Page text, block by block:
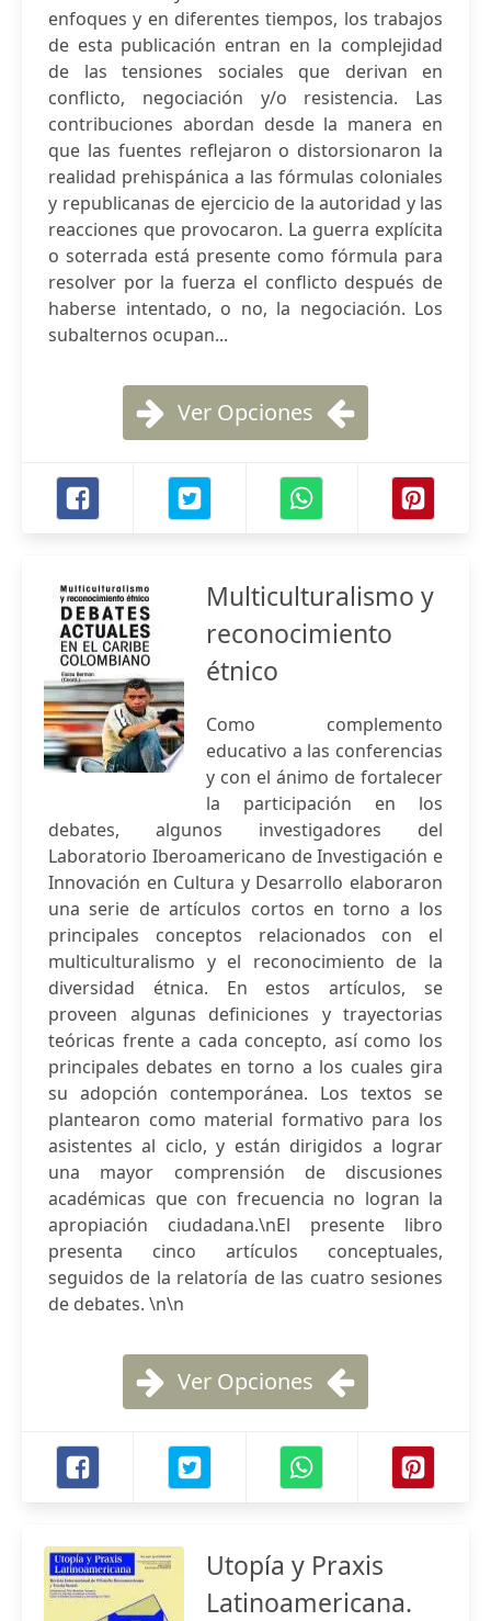
enfoques y en diferentes tiempos, los trabajos
de esta publicación entran en la complejidad
de las tensiones sociales que derivan en
conflicto, negociación y/o resistencia. Las
contribuciones abordan desde la manera en
que las fuentes reflejaron o distorsionaron la
realidad prehispánica a las fórmulas coloniales
y republicanas de ejercicio de la autoridad y las
reacciones que provocaron. La guerra explícita
o soterrada está presente como fórmula para
resolver por la fuerza el conflicto después de
haberse intentado, o no, la negociación. Los
subalternos ocupan...
Ver Opciones
Multiculturalismo y
reconocimiento
étnico
Como complemento
educativo a las conferencias
y con el ánimo de fortalecer
la participación en los
debates, algunos investigadores del
Laboratorio Iberoamericano de Investigación e
Innovación en Cultura y Desarrollo elaboraron
una serie de artículos cortos en torno a los
principales conceptos relacionados con el
multiculturalismo y el reconocimiento de la
diversidad étnica. En estos artículos, se
proveen algunas definiciones y trayectorias
teóricas frente a cada concepto, así como los
principales debates en torno a los cuales gira
su adopción contemporánea. Los textos se
plantearon como material formativo para los
asistentes al ciclo, y están dirigidos a lograr
una mayor comprensión de discusiones
académicas que con frecuencia no logran la
apropiación ciudadana.\nEl presente libro
presenta cinco artículos conceptuales,
seguidos de la relatoría de las cuatro sesiones
de debates. \n\n
Ver Opciones
Utopía y Praxis
Latinoamericana.